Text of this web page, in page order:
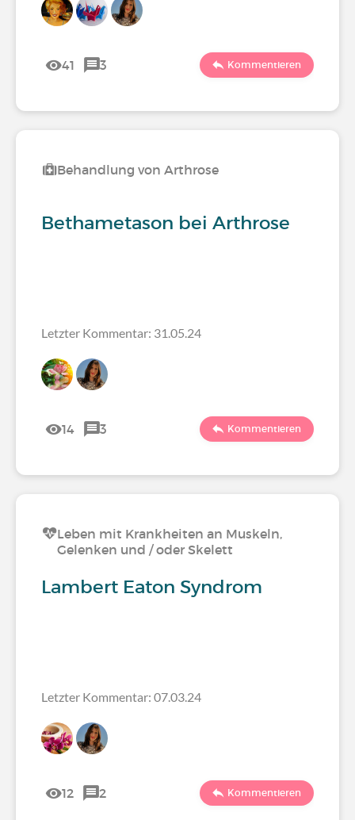
41 3 Kommentieren
Behandlung von Arthrose
Bethametason bei Arthrose
Letzter Kommentar: 31.05.24
14 3 Kommentieren
Leben mit Krankheiten an Muskeln,
Gelenken und / oder Skelett
Lambert Eaton Syndrom
Letzter Kommentar: 07.03.24
12 2 Kommentieren